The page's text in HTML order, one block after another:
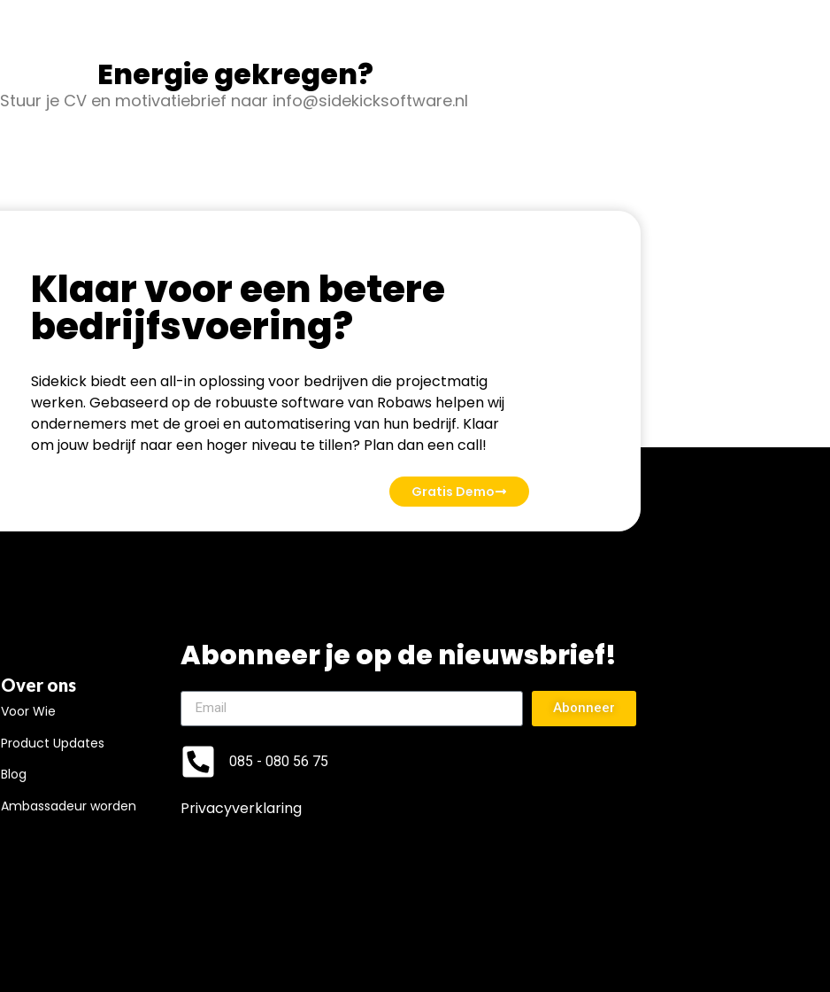
Energie gekregen?
Stuur je CV en motivatiebrief naar info@sidekicksoftware.nl
Klaar voor een betere
bedrijfsvoering?
Sidekick biedt een all-in oplossing voor bedrijven die projectmatig
werken. Gebaseerd op de robuuste software van Robaws helpen wij
ondernemers met de groei en automatisering van hun bedrijf. Klaar
om jouw bedrijf naar een hoger niveau te tillen? Plan dan een call!
Gratis Demo
Over ons
Voor Wie
Product Updates
Blog
Ambassadeur worden
Abonneer je op de nieuwsbrief!
Abonneer
085 - 080 56 75
Privacyverklaring